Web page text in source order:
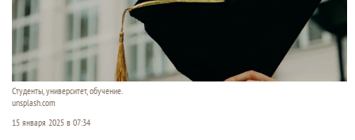
Студенты, университет, обучение.
unsplash.com
15 января 2025 в 07:34